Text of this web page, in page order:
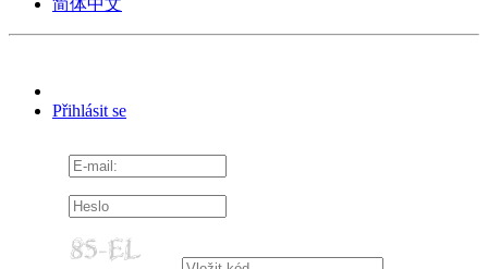
简体中文
Přihlásit se